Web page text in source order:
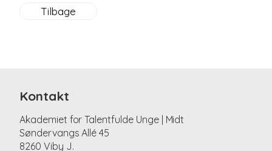
Tilbage
Kontakt
Akademiet for Talentfulde Unge | Midt
Søndervangs Allé 45
8260 Viby J.